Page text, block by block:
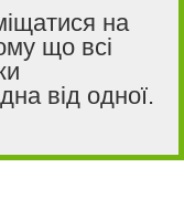
на
що всі
від одної.